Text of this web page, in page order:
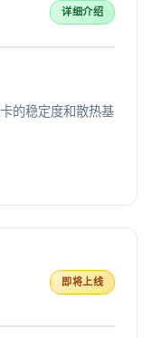
详细介绍
的稳定度和散热基
即将上线